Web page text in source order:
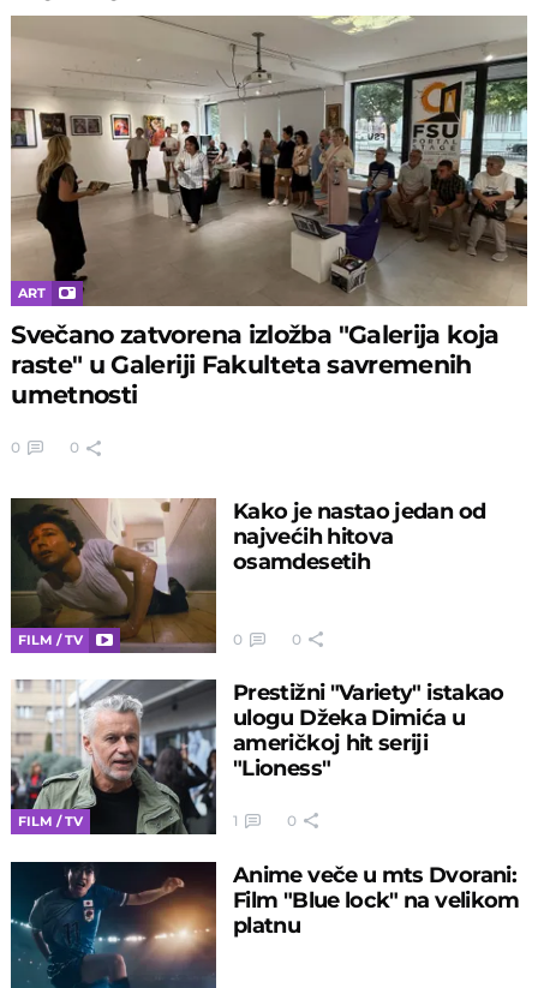
ART
Svečano zatvorena izložba "Galerija koja
raste" u Galeriji Fakulteta savremenih
umetnosti
0 0
FILM / TV
Kako je nastao jedan od
najvećih hitova
osamdesetih
0 0
FILM / TV
Prestižni "Variety" istakao
ulogu Džeka Dimića u
američkoj hit seriji
"Lioness"
1 0
Anime veče u mts Dvorani:
Film "Blue lock" na velikom
platnu